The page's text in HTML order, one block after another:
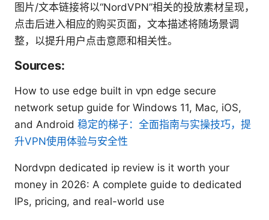
图片/文本链接将以“NordVPN”相关的投放素材呈现，
点击后进入相应的购买页面，文本描述将随场景调
整，以提升用户点击意愿和相关性。
Sources:
How to use edge built in vpn edge secure
network setup guide for Windows 11, Mac, iOS,
and Android 稳定的梯子：全面指南与实操技巧，提
升VPN使用体验与安全性
Nordvpn dedicated ip review is it worth your
money in 2026: A complete guide to dedicated
IPs, pricing, and real-world use